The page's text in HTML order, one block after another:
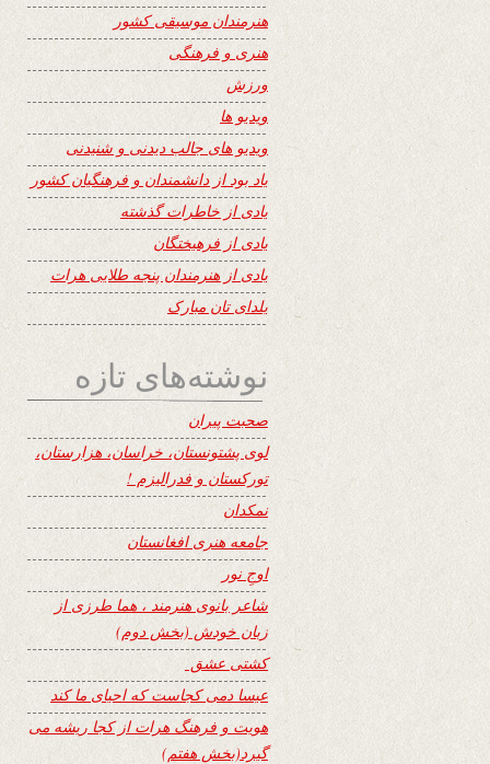
هنرمندان موسیقی کشور
هنری و فرهنگی
ورزش
ویدیو ها
ویدیو های جالب دیدنی و شنیدنی
یاد بود از دانشمندان و فرهنگیان کشور
یادی از خاطرات گذشته
یادی از فرهیختگان
یادی از هنرمندان پنجه طلایی هرات
یلدای تان مبارک
نوشته‌های تازه
صحبت پیران
لوی پشتونستان، خراسان، هزارستان،
تورکستان و فدرالیزم !
نمکدان
جامعه هنری افغانستان
اوجِ نور
شاعر بانوی هنرمند ، هما طرزی از
زبان خودش (بخش دوم)
کشتی عشق
عیسا دمی کجاست که احیای ما کند
هویت و فرهنگ هرات از کجا ریشه می
گیرد(بخش هفتم)